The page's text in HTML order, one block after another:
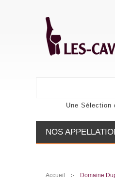
Une Sélection
NOS
Accueil
Domaine